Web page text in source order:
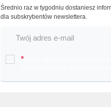
Średnio raz w tygodniu dostaniesz
dla subskrybentów newslettera.
*